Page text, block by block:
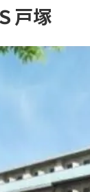
戸塚